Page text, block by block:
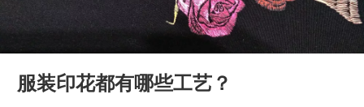
服装印花都有哪些工艺？